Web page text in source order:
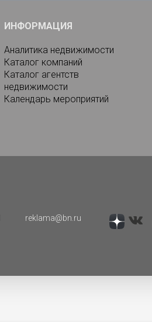
ИНФОРМАЦИЯ
Аналитика недвижимости
Каталог компаний
Каталог агентств
недвижимости
Календарь мероприятий
reklama@bn.ru